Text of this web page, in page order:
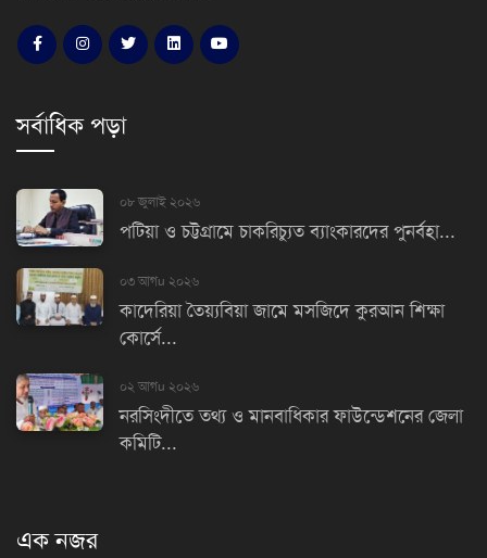
সর্বাধিক পড়া
০৮ জুলাই ২০২৬
পটিয়া ও চট্টগ্রামে চাকরিচ্যুত ব্যাংকারদের পুনর্বহা...
০৩ আগu ২০২৬
কাদেরিয়া তৈয়্যবিয়া জামে মসজিদে কুরআন শিক্ষা
কোর্সে...
০২ আগu ২০২৬
নরসিংদীতে তথ্য ও মানবাধিকার ফাউন্ডেশনের জেলা
কমিটি...
এক নজর